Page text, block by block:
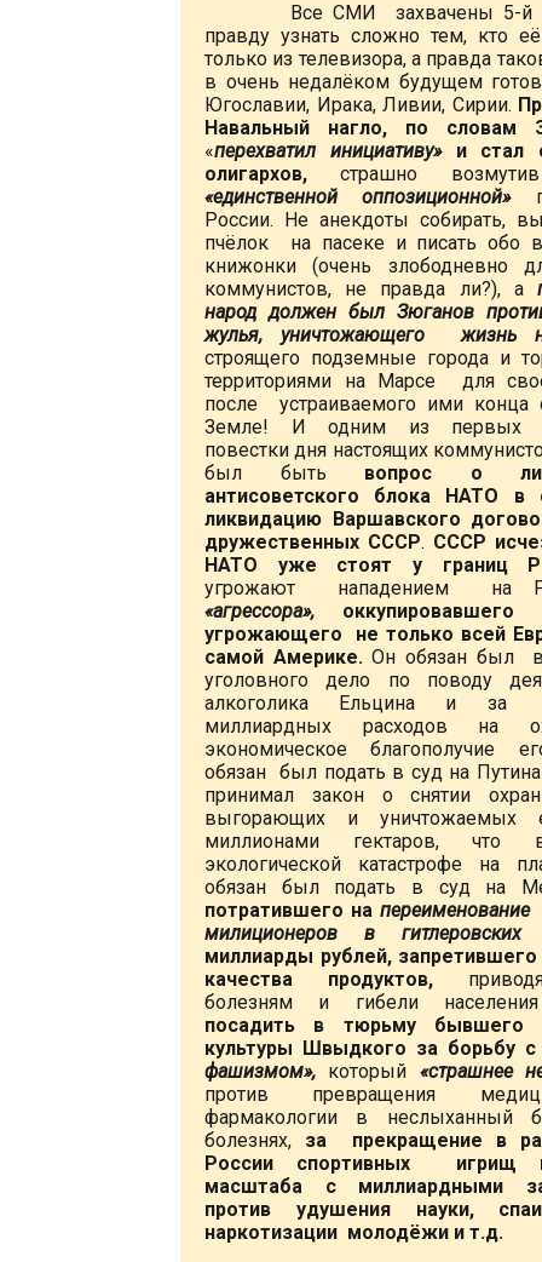
Все СМИ захвачены 5-й
правду узнать сложно тем, кто её
только из телевизора, а правда
в очень недалёком будущем
Югославии, Ирака, Ливии, Сирии.
Навальный нагло, по словам
«перехватил инициативу»
и стал
олигархов,страшно
«единственной оппозиционной»
России. Не анекдоты собирать,
пчёлок на пасеке и писать обо
книжонки (очень злободневно
коммунистов, не правда ли?), а
народ должен был Зюганов
жулья, уничтожающего жизнь
строящего подземные города и
территориями на Марсе для
после устраиваемого ими
Земле! И одним из первых
повестки дня настоящих
был быть вопрос о
антисоветского блока НАТО в
ликвидацию Варшавского
дружественных СССР. СССР
НАТО уже стоят у границ
угрожают нападением на
«агрессора»,
угрожающего не только всей
самой Америке.Он обязан был
уголовного дело по поводу
алкоголика Ельцина и за
миллиардных расходов на
экономическое благополучие
обязан был подать в суд на Путина
принимал закон о снятии
выгорающих и уничтожаемых
миллионами гектаров, что
экологической катастрофе на
обязан был подать в суд на
потратившего на переименование
милиционеров в гитлеровских
миллиарды рублей, запретившего
качества продуктов,
болезням и гибели
посадить в тюрьму бывшего
культуры Швыдкого за борьбу
фашизмом», который «страшнее
против превращения
фармакологии в неслыханный
болезнях, за прекращение в
России спортивных игрищ
масштаба с миллиардными
против удушения науки,
наркотизации молодёжи и т.д.